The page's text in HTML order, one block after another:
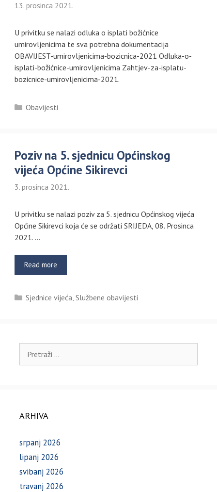
13. prosinca 2021.
U privitku se nalazi odluka o isplati božićnice
umirovljenicima te sva potrebna dokumentacija
OBAVIJEST-umirovljenicima-bozicnica-2021 Odluka-o-
isplati-božićnice-umirovljenicima Zahtjev-za-isplatu-
bozicnice-umirovljenicima-2021.
Kategorije
Obavijesti
Poziv na 5. sjednicu Općinskog
vijeća Općine Sikirevci
3. prosinca 2021.
U privitku se nalazi poziv za 5. sjednicu Općinskog vijeća
Općine Sikirevci koja će se održati SRIJEDA, 08. Prosinca
2021. …
Read more
Kategorije
Sjednice vijeća, Službene obavijesti
ARHIVA
srpanj 2026
lipanj 2026
svibanj 2026
travanj 2026